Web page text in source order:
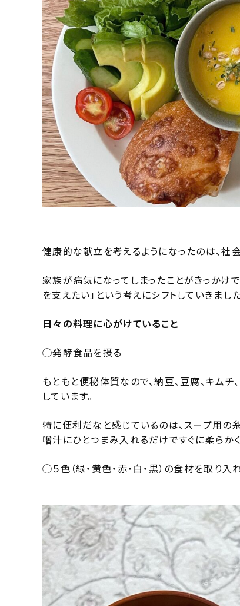
健康的な献立を考えるようになったのは、社
家族が病気になってしまったことがきっかけ
を支えたい」という考えにシフトしていきました
日々の料理に心がけていること
◯発酵食品を摂る
もともと便秘体質なので、納豆、豆腐、キム
しています。
特に便利だなと感じているのは、スープ用の
噌汁にひとつまみ入れるだけですぐに柔らか
◯５色（緑・黄色・赤・白・黒）の食材を取り入